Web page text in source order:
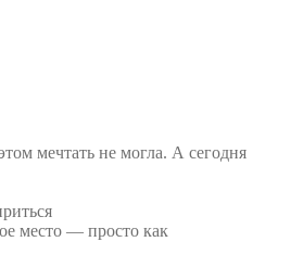
мечтать не могла. А сегодня
место — просто как